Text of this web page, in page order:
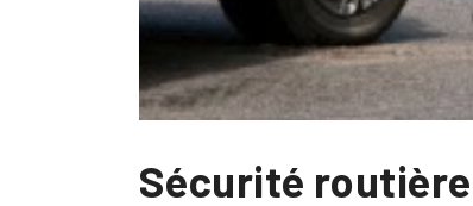
Sécurité